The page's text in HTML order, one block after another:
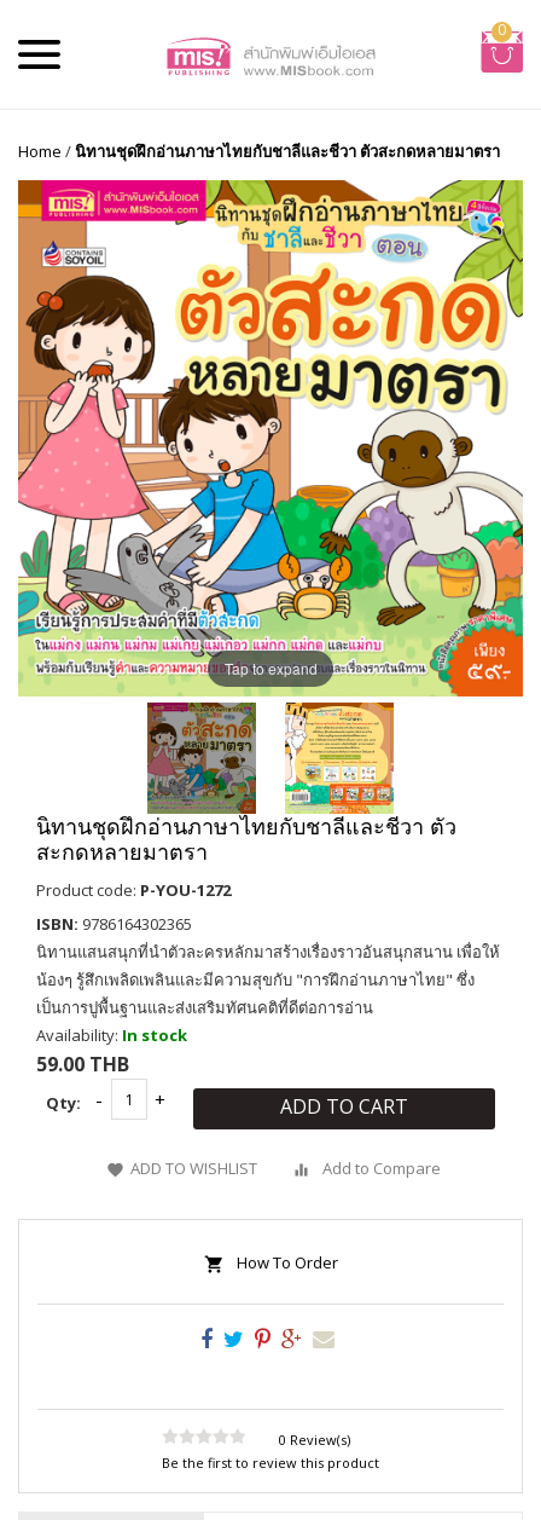
0
Home /นิทานชุดฝึกอ่านภาษาไทยกับชาลีและชีวา ตัวสะกดหลายมาตรา
Tap to expand
นิทานชุดฝึกอ่านภาษาไทยกับชาลีและชีวา ตัว
สะกดหลายมาตรา
Product code: P-YOU-1272
ISBN: 9786164302365
นิทานแสนสนุกที่นำตัวละครหลักมาสร้างเรื่องราวอันสนุกสนาน เพื่อให้
น้องๆ รู้สึกเพลิดเพลินและมีความสุขกับ "การฝึกอ่านภาษาไทย" ซึ่ง
เป็นการปูพื้นฐานและส่งเสริมทัศนคติที่ดีต่อการอ่าน
Availability: In stock
59.00 THB
Qty: ADD TO CART
ADD TO WISHLIST Add to Compare
How To Order
0 Review(s)
Be the first to review this product